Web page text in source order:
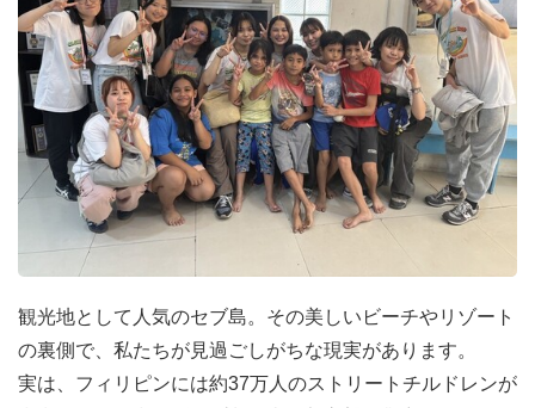
観光地として人気のセブ島。その美しいビーチやリゾート
の裏側で、私たちが見過ごしがちな現実があります。
実は、フィリピンには約37万人のストリートチルドレンが